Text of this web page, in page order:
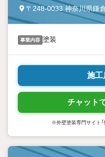
〒248-0033 神奈川県鎌
事業内容 塗装
施工
チャット
※外壁塗装専門サイト「